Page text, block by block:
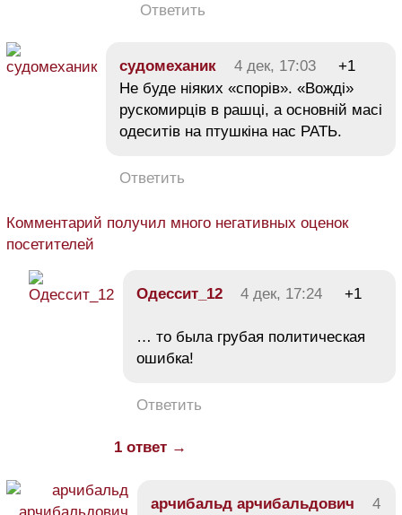
Ответить
судомеханик 4 дек, 17:03
+1
Не буде ніяких «спорів». «Вожді»
рускомирців в рашці, а основній масі
одеситів на птушкіна нас РАТЬ.
Ответить
Комментарий получил много негативных оценок
посетителей
Одессит_12 4 дек, 17:24 +1
… то была грубая политическая
ошибка!
Ответить
1 ответ →
арчибальд арчибальдович
4